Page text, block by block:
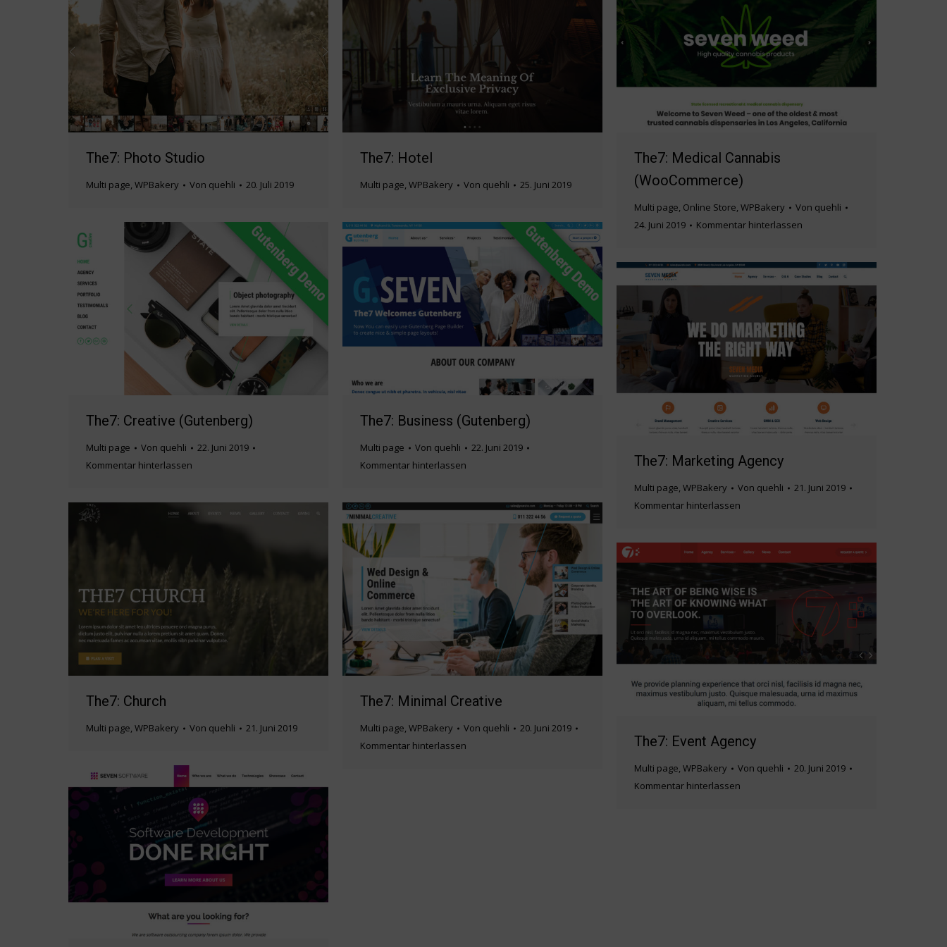
The7: Photo Studio
Multi page, WPBakery Von quehli 20. Juli 2019
The7: Hotel
Multi page, WPBakery Von quehli 25. Juni 2019
The7: Medical Cannabis
(WooCommerce)
Multi page, Online Store, WPBakery Von quehli
24. Juni 2019
Kommentar hinterlassen
The7: Creative (Gutenberg)
Multi page Von quehli
22. Juni 2019
Kommentar hinterlassen
The7: Business (Gutenberg)
Multi page Von quehli
22. Juni 2019
Kommentar hinterlassen
The7: Marketing Agency
Multi page, WPBakery Von quehli
21. Juni 2019
Kommentar hinterlassen
The7: Church
Multi page, WPBakery Von quehli 21. Juni 2019
The7: Minimal Creative
Multi page, WPBakery Von quehli
20. Juni 2019
Kommentar hinterlassen
The7: Event Agency
Multi page, WPBakery Von quehli
20. Juni 2019
Kommentar hinterlassen